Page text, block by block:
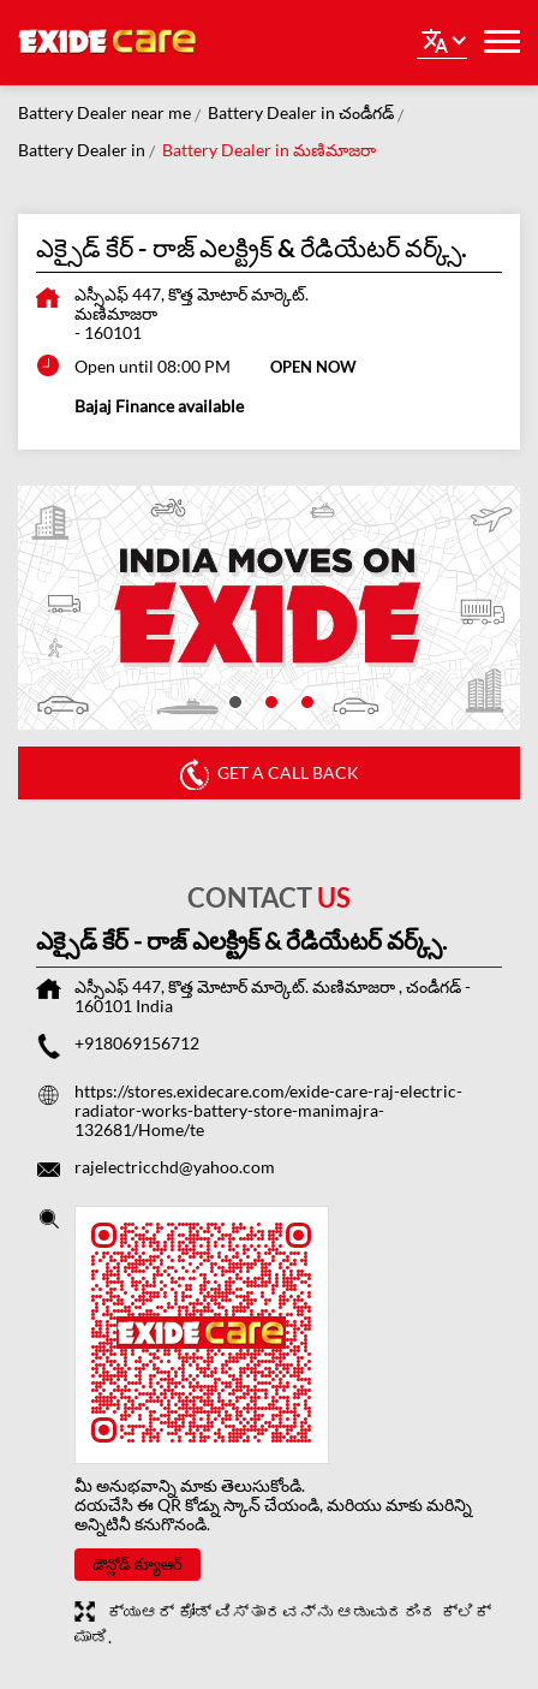
Battery Dealer near me
Battery Dealer in చండీగడ్
Battery Dealer in
Battery Dealer in మణిమాజరా
ఎక్సైడ్ కేర్ - రాజ్ ఎలక్ట్రిక్ & రేడియేటర్ వర్క్స్.
ఎస్సీఎఫ్ 447, కొత్త మోటార్ మార్కెట్.
మణిమాజరా
- 160101
Open until 08:00 PM
OPEN NOW
Bajaj Finance available
GET A CALL BACK
CONTACTUS
ఎక్సైడ్ కేర్ - రాజ్ ఎలక్ట్రిక్ & రేడియేటర్ వర్క్స్.
ఎస్సీఎఫ్ 447, కొత్త మోటార్ మార్కెట్.మణిమాజరా, చండీగడ్-
160101 India
+918069156712
https://stores.exidecare.com/exide-care-raj-electric-
radiator-works-battery-store-manimajra-
132681/Home/te
rajelectricchd@yahoo.com
మీ అనుభవాన్ని మాకు తెలుసుకోండి.
దయచేసి ఈ QR కోడ్ను స్కాన్ చేయండి, మరియు మాకు మరిన్ని
అన్నిటినీ కనుగొనండి.
డౌన్లోడ్ క్యూఆర్
ಕ್ಯುಆರ್ ಕೋಡ್ ವಿಸ್ತಾರವನ್ನು ಆಡುವುದರಿಂದ ಕ್ಲಿಕ್
ಮಾಡಿ.